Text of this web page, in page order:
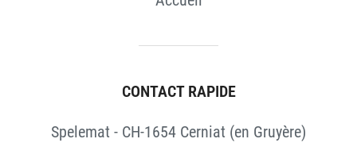
CONTACT RAPIDE
Spelemat - CH-1654 Cerniat (en Gruyère)